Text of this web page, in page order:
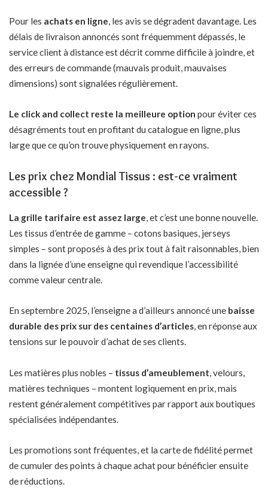
Pour les achats en ligne , les avis se dégradent davantage. Les
délais de livraison annoncés sont fréquemment dépassés, le
service client à distance est décrit comme difficile à joindre, et
des erreurs de commande (mauvais produit, mauvaises
dimensions) sont signalées régulièrement.
Le click and collect reste la meilleure option pour éviter ces
désagréments tout en profitant du catalogue en ligne, plus
large que ce qu’on trouve physiquement en rayons.
Les prix chez Mondial Tissus : est-ce vraiment
accessible ?
La grille tarifaire est assez large, et c’est une bonne nouvelle.
Les tissus d’entrée de gamme – cotons basiques, jerseys
simples – sont proposés à des prix tout à fait raisonnables, bien
dans la lignée d’une enseigne qui revendique l’accessibilité
comme valeur centrale.
En septembre 2025, l’enseigne a d’ailleurs annoncé une baisse
durable des prix sur des centaines d’articles, en réponse aux
tensions sur le pouvoir d’achat de ses clients.
Les matières plus nobles – tissus d’ameublement, velours,
matières techniques – montent logiquement en prix, mais
restent généralement compétitives par rapport aux boutiques
spécialisées indépendantes.
Les promotions sont fréquentes, et la carte de fidélité permet
de cumuler des points à chaque achat pour bénéficier ensuite
de réductions.